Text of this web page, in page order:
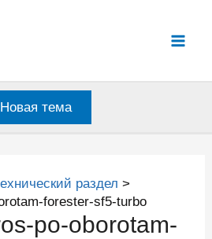
Новая тема
раздел
forester-sf5-turbo
po-oborotam-